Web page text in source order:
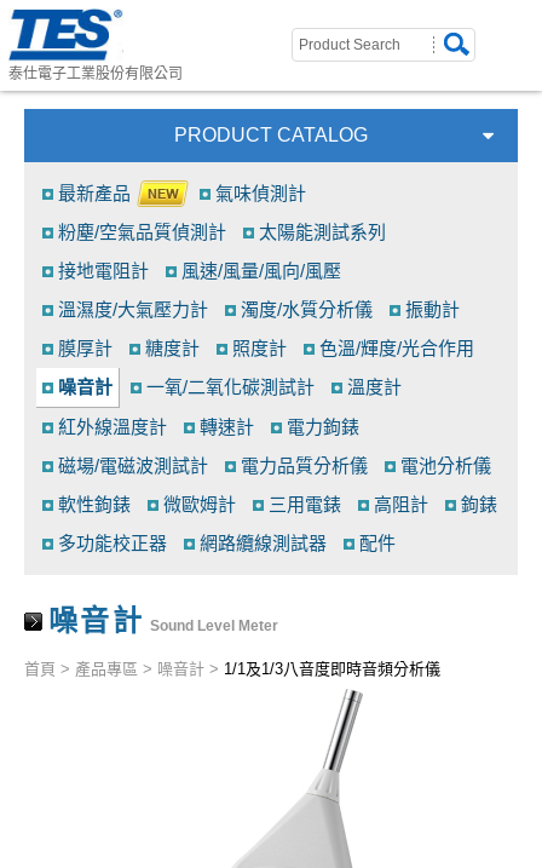
泰仕電子工業股份有限公司
PRODUCT CATALOG
最新產品
氣味偵測計
粉塵/空氣品質偵測計
太陽能測試系列
接地電阻計
風速/風量/風向/風壓
溫濕度/大氣壓力計
濁度/水質分析儀
振動計
膜厚計
糖度計 照度計
色溫/輝度/光合作用
噪音計
一氧/二氧化碳測試計
溫度計
紅外線溫度計
轉速計
電力鉤錶
磁場/電磁波測試計
電力品質分析儀
電池分析儀
軟性鉤錶
微歐姆計 三用電錶 高阻計
鉤錶
多功能校正器
網路纜線測試器 配件
噪音計 Sound Level Meter
首頁 > 產品專區 > 噪音計 > 1/1及1/3八音度即時音頻分析儀